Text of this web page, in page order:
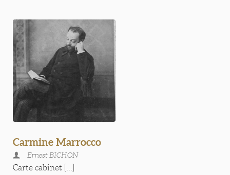
Carmine Marrocco
Ernest BICHON
Carte cabinet [...]